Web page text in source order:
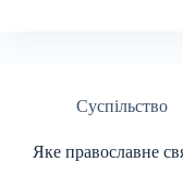
Суспільство
Яке православне